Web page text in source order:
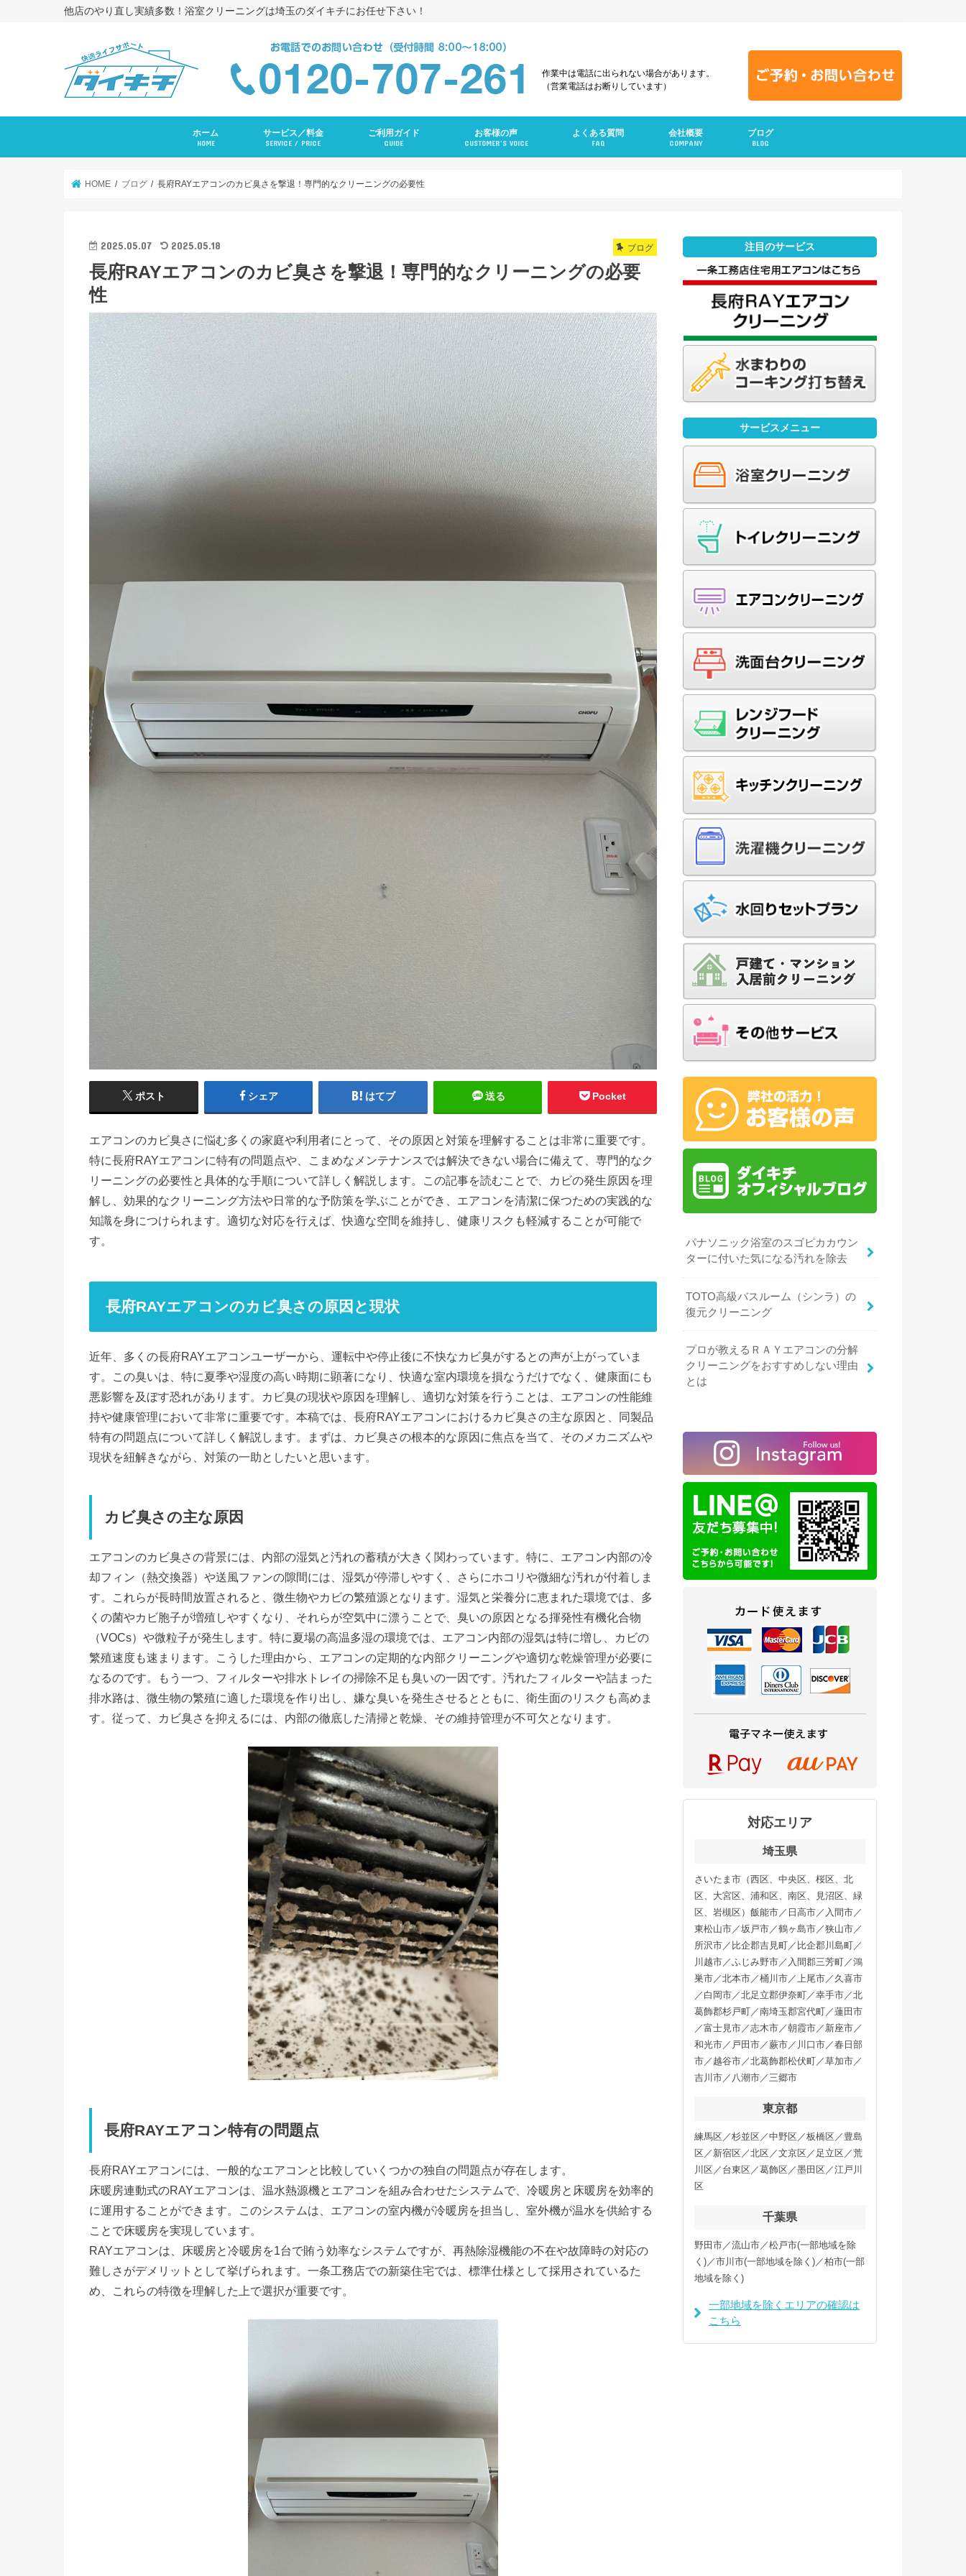
他店のやり直し実績多数！浴室クリーニングは埼玉のダイキチにお任せ下さい！
作業中は電話に出られない場合があります。
（営業電話はお断りしています）
ホーム
HOME
サービス／料金
SERVICE / PRICE
ご利用ガイド
GUIDE
お客様の声
CUSTOMER’S VOICE
よくある質問
FAQ
会社概要
COMPANY
ブログ
BLOG
HOME ブログ 長府RAYエアコンのカビ臭さを撃退！専門的なクリーニングの必要性
ブログ
2025.05.07 2025.05.18
長府RAYエアコンのカビ臭さを撃退！専門的なクリーニングの必要
性
ポスト シェア はてブ 送る Pocket
エアコンのカビ臭さに悩む多くの家庭や利用者にとって、その原因と対策を理解することは非常に重要です。
特に長府RAYエアコンに特有の問題点や、こまめなメンテナンスでは解決できない場合に備えて、専門的なク
リーニングの必要性と具体的な手順について詳しく解説します。この記事を読むことで、カビの発生原因を理
解し、効果的なクリーニング方法や日常的な予防策を学ぶことができ、エアコンを清潔に保つための実践的な
知識を身につけられます。適切な対応を行えば、快適な空間を維持し、健康リスクも軽減することが可能で
す。
長府RAYエアコンのカビ臭さの原因と現状
近年、多くの長府RAYエアコンユーザーから、運転中や停止後に不快なカビ臭がするとの声が上がっていま
す。この臭いは、特に夏季や湿度の高い時期に顕著になり、快適な室内環境を損なうだけでなく、健康面にも
悪影響を及ぼす恐れがあります。カビ臭の現状や原因を理解し、適切な対策を行うことは、エアコンの性能維
持や健康管理において非常に重要です。本稿では、長府RAYエアコンにおけるカビ臭さの主な原因と、同製品
特有の問題点について詳しく解説します。まずは、カビ臭さの根本的な原因に焦点を当て、そのメカニズムや
現状を紐解きながら、対策の一助としたいと思います。
カビ臭さの主な原因
エアコンのカビ臭さの背景には、内部の湿気と汚れの蓄積が大きく関わっています。特に、エアコン内部の冷
却フィン（熱交換器）や送風ファンの隙間には、湿気が停滞しやすく、さらにホコリや微細な汚れが付着しま
す。これらが長時間放置されると、微生物やカビの繁殖源となります。湿気と栄養分に恵まれた環境では、多
くの菌やカビ胞子が増殖しやすくなり、それらが空気中に漂うことで、臭いの原因となる揮発性有機化合物
（VOCs）や微粒子が発生します。特に夏場の高温多湿の環境では、エアコン内部の湿気は特に増し、カビの
繁殖速度も速まります。こうした理由から、エアコンの定期的な内部クリーニングや適切な乾燥管理が必要に
なるのです。もう一つ、フィルターや排水トレイの掃除不足も臭いの一因です。汚れたフィルターや詰まった
排水路は、微生物の繁殖に適した環境を作り出し、嫌な臭いを発生させるとともに、衛生面のリスクも高めま
す。従って、カビ臭さを抑えるには、内部の徹底した清掃と乾燥、その維持管理が不可欠となります。
長府RAYエアコン特有の問題点
長府RAYエアコンには、一般的なエアコンと比較していくつかの独自の問題点が存在します。
床暖房連動式のRAYエアコンは、温水熱源機とエアコンを組み合わせたシステムで、冷暖房と床暖房を効率的
に運用することができます。このシステムは、エアコンの室内機が冷暖房を担当し、室外機が温水を供給する
ことで床暖房を実現しています。
RAYエアコンは、床暖房と冷暖房を1台で賄う効率なシステムですが、再熱除湿機能の不在や故障時の対応の
難しさがデメリットとして挙げられます。一条工務店での新築住宅では、標準仕様として採用されているた
め、これらの特徴を理解した上で選択が重要です。
注目のサービス
サービスメニュー
パナソニック浴室のスゴピカカウン
ターに付いた気になる汚れを除去
TOTO高級バスルーム（シンラ）の
復元クリーニング
プロが教えるＲＡＹエアコンの分解
クリーニングをおすすめしない理由
とは
対応エリア
埼玉県
さいたま市（西区、中央区、桜区、北
区、大宮区、浦和区、南区、見沼区、緑
区、岩槻区）飯能市／日高市／入間市／
東松山市／坂戸市／鶴ヶ島市／狭山市／
所沢市／比企郡吉見町／比企郡川島町／
川越市／ふじみ野市／入間郡三芳町／鴻
巣市／北本市／桶川市／上尾市／久喜市
／白岡市／北足立郡伊奈町／幸手市／北
葛飾郡杉戸町／南埼玉郡宮代町／蓮田市
／富士見市／志木市／朝霞市／新座市／
和光市／戸田市／蕨市／川口市／春日部
市／越谷市／北葛飾郡松伏町／草加市／
吉川市／八潮市／三郷市
東京都
練馬区／杉並区／中野区／板橋区／豊島
区／新宿区／北区／文京区／足立区／荒
川区／台東区／葛飾区／墨田区／江戸川
区
千葉県
野田市／流山市／松戸市(一部地域を除
く)／市川市(一部地域を除く)／柏市(一部
地域を除く)
一部地域を除くエリアの確認は
こちら